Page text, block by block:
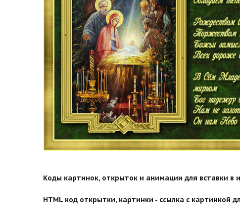
Коды картинок, открыток и анимации для вставки в
HTML код открытки, картинки - ссылка с картинкой